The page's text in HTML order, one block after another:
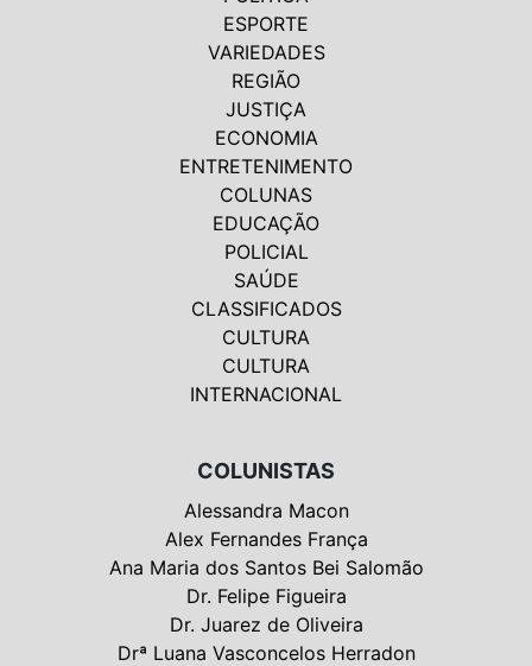
ESPORTE
VARIEDADES
REGIÃO
JUSTIÇA
ECONOMIA
ENTRETENIMENTO
COLUNAS
EDUCAÇÃO
POLICIAL
SAÚDE
CLASSIFICADOS
CULTURA
CULTURA
INTERNACIONAL
COLUNISTAS
Alessandra Macon
Alex Fernandes França
Ana Maria dos Santos Bei Salomão
Dr. Felipe Figueira
Dr. Juarez de Oliveira
Drª Luana Vasconcelos Herradon